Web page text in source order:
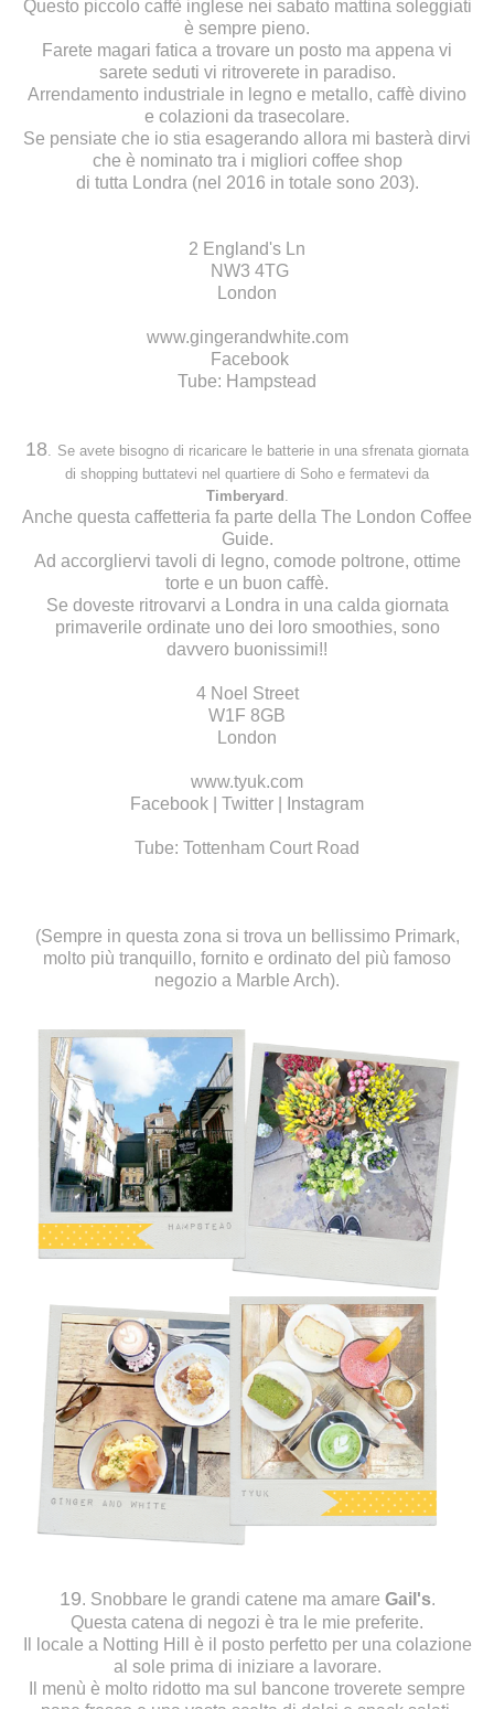
Questo piccolo caffè inglese nei sabato mattina soleggiati
è sempre pieno.
Farete magari fatica a trovare un posto ma appena vi
sarete seduti vi ritroverete in paradiso.
Arrendamento industriale in legno e metallo, caffè divino
e colazioni da trasecolare.
Se pensiate che io stia esagerando allora mi basterà dirvi
che è nominato tra i migliori coffee shop
di tutta Londra (nel 2016 in totale sono 203).
2 England's Ln
NW3 4TG
London
www.gingerandwhite.com
Facebook
Tube: Hampstead
18
Se avete bisogno di ricaricare le batterie in una sfrenata giornata
di shopping buttatevi nel quartiere di Soho e fermatevi da
Timberyard
Anche questa caffetteria fa parte della The London Coffee
Guide.
Ad accorgliervi tavoli di legno, comode poltrone, ottime
torte e un buon caffè.
Se doveste ritrovarvi a Londra in una calda giornata
primaverile ordinate uno dei loro smoothies, sono
davvero buonissimi!!
4 Noel Street
W1F 8GB
London
www.tyuk.com
Facebook
Twitter Instagram
Tube: Tottenham Court Road
(Sempre in questa zona si trova un bellissimo Primark,
molto più tranquillo, fornito e ordinato del più famoso
negozio a Marble Arch).
19. Snobbare le grandi catene ma amare Gail's.
Questa catena di negozi è tra le mie preferite.
Il locale a Notting Hill è il posto perfetto per una colazione
al sole prima di iniziare a lavorare.
Il menù è molto ridotto ma sul bancone troverete sempre